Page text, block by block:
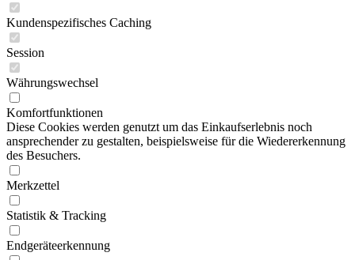
Kundenspezifisches Caching
Session
Währungswechsel
Komfortfunktionen
Diese Cookies werden genutzt um das Einkaufserlebnis noch
ansprechender zu gestalten, beispielsweise für die Wiedererkennung
des Besuchers.
Merkzettel
Statistik & Tracking
Endgeräteerkennung